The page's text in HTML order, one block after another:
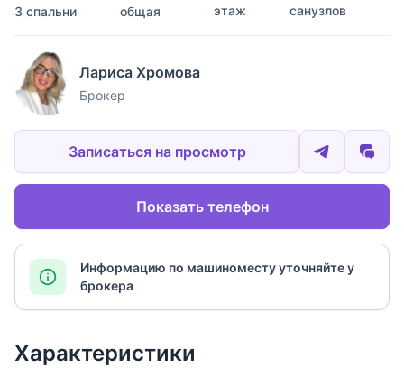
3 спальни
общая этаж санузлов
Лариса Хромова
Брокер
Записаться на просмотр
Показать телефон
Информацию по машиноместу уточняйте у
брокера
Характеристики